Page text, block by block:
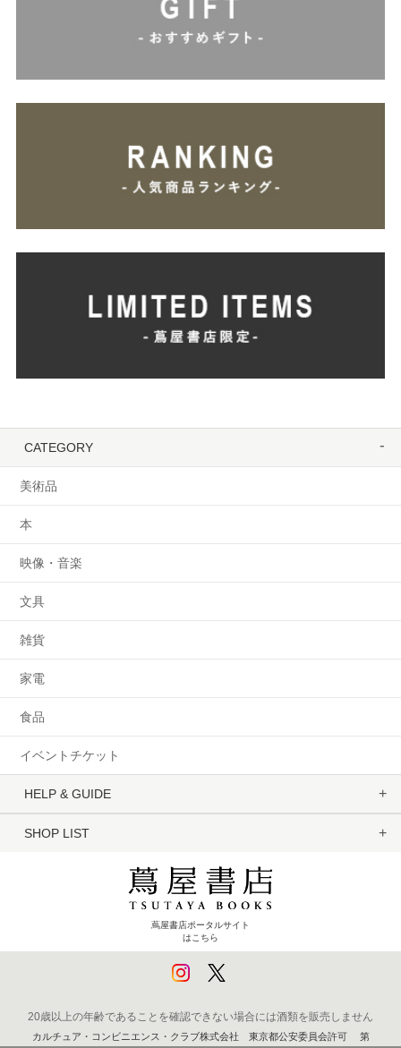
CATEGORY
美術品
本
映像・音楽
文具
雑貨
家電
食品
イベントチケット
HELP & GUIDE
SHOP LIST
蔦屋書店ポータルサイト
はこちら
20歳以上の年齢であることを確認できない場合には酒類を販売しません
カルチュア・コンビニエンス・クラブ株式会社 東京都公安委員会許可 第